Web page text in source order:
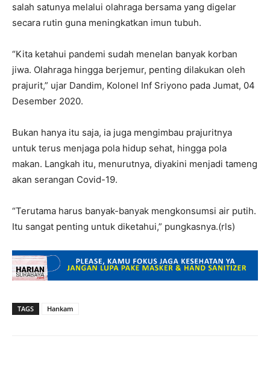
salah satunya melalui olahraga bersama yang digelar
secara rutin guna meningkatkan imun tubuh.
“Kita ketahui pandemi sudah menelan banyak korban
jiwa. Olahraga hingga berjemur, penting dilakukan oleh
prajurit,” ujar Dandim, Kolonel Inf Sriyono pada Jumat, 04
Desember 2020.
Bukan hanya itu saja, ia juga mengimbau prajuritnya
untuk terus menjaga pola hidup sehat, hingga pola
makan. Langkah itu, menurutnya, diyakini menjadi tameng
akan serangan Covid-19.
“Terutama harus banyak-banyak mengkonsumsi air putih.
Itu sangat penting untuk diketahui,” pungkasnya.(rls)
TAGS Hankam